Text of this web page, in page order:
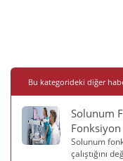
Bu kategorideki diğer
Solunum
Solunum
çalıştığını